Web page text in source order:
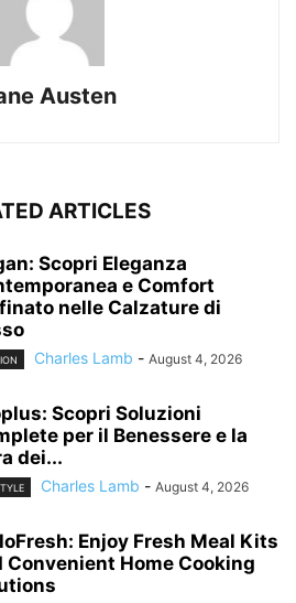
Austen
ARTICLES
Scopri Eleganza
e Comfort
nelle Calzature di
Charles Lamb - August 4, 2026
Scopri Soluzioni
per il Benessere e la
dei...
Charles Lamb - August 4, 2026
Enjoy Fresh Meal Kits
Convenient Home Cooking